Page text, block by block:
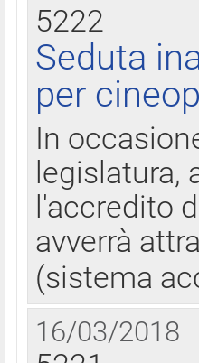
5222
Seduta
per
In
legislatura,
l'accredito
avverrà
(sistema
16/03/2018